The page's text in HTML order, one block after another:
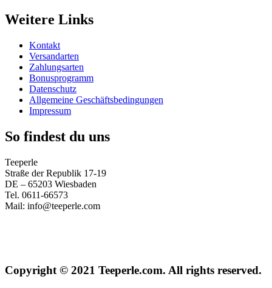
Weitere Links
Kontakt
Versandarten
Zahlungsarten
Bonusprogramm
Datenschutz
Allgemeine Geschäftsbedingungen
Impressum
So findest du uns
Teeperle
Straße der Republik 17-19
DE – 65203 Wiesbaden
Tel. 0611-66573
Mail: info@teeperle.com
Copyright © 2021 Teeperle.com. All rights reserved.